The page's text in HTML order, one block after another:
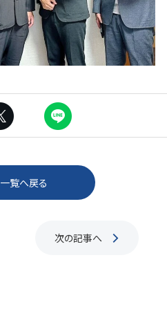
一覧へ戻る
次の記事へ